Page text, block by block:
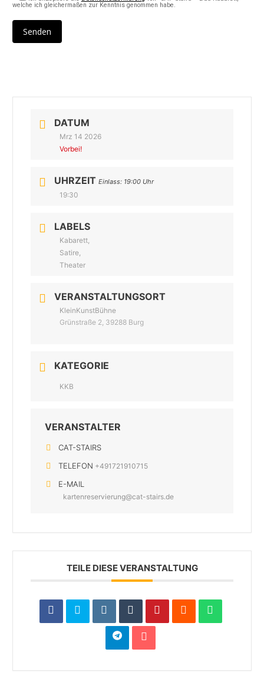
welche ich gleichermaßen zur Kenntnis genommen habe.
DATUM
Mrz 14 2026
Vorbei!
UHRZEIT Einlass: 19:00 Uhr
19:30
LABELS
Kabarett,
Satire,
Theater
VERANSTALTUNGSORT
KleinKunstBühne
Grünstraße 2, 39288 Burg
KATEGORIE
KKB
VERANSTALTER
CAT-STAIRS
TELEFON +491721910715
E-MAIL
kartenreservierung@cat-stairs.de
TEILE DIESE VERANSTALTUNG